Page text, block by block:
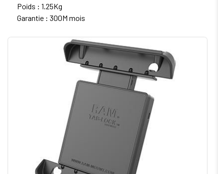
Poids : 1.25Kg
Garantie : 300M mois